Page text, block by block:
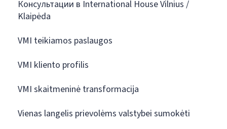
Консультации в International House Vilnius /
Klaipėda
VMI teikiamos paslaugos
VMI kliento profilis
VMI skaitmeninė transformacija
Vienas langelis prievolėms valstybei sumokėti